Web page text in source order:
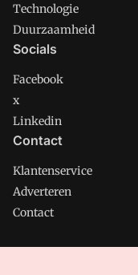
Technologie
Duurzaamheid
Socials
Facebook
x
Linkedin
Contact
Klantenservice
Adverteren
Contact